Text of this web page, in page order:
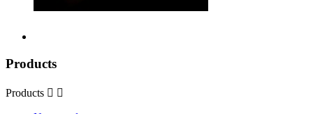
Products
Products  